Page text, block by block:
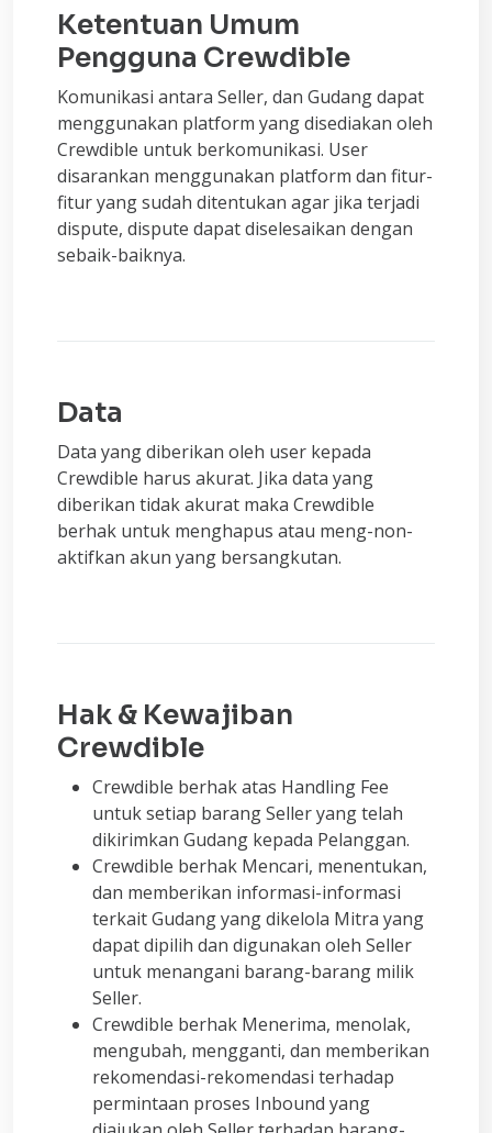
Ketentuan Umum
Pengguna Crewdible
Komunikasi antara Seller, dan Gudang dapat
menggunakan platform yang disediakan oleh
Crewdible untuk berkomunikasi. User
disarankan menggunakan platform dan fitur-
fitur yang sudah ditentukan agar jika terjadi
dispute, dispute dapat diselesaikan dengan
sebaik-baiknya.
Data
Data yang diberikan oleh user kepada
Crewdible harus akurat. Jika data yang
diberikan tidak akurat maka Crewdible
berhak untuk menghapus atau meng-non-
aktifkan akun yang bersangkutan.
Hak & Kewajiban
Crewdible
Crewdible berhak atas Handling Fee
untuk setiap barang Seller yang telah
dikirimkan Gudang kepada Pelanggan.
Crewdible berhak Mencari, menentukan,
dan memberikan informasi-informasi
terkait Gudang yang dikelola Mitra yang
dapat dipilih dan digunakan oleh Seller
untuk menangani barang-barang milik
Seller.
Crewdible berhak Menerima, menolak,
mengubah, mengganti, dan memberikan
rekomendasi-rekomendasi terhadap
permintaan proses Inbound yang